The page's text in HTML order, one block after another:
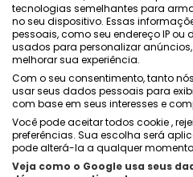
Quem
tecnologias semelhantes para
no seu dispositivo. Essas
pessoais, como seu endereço IP
usados ​​para personalizar
melhorar sua experiência.
Com o seu consentimento, tanto
usar seus dados pessoais para
com base em seus interesses e
Você pode aceitar todos cookie ,
preferências. Sua escolha será
pode alterá-la a qualquer
Veja como o Google usa seus